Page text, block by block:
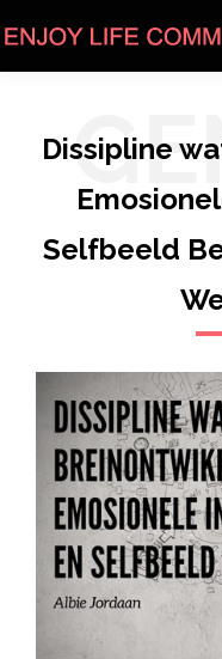
Dissipline
Selfbeeld